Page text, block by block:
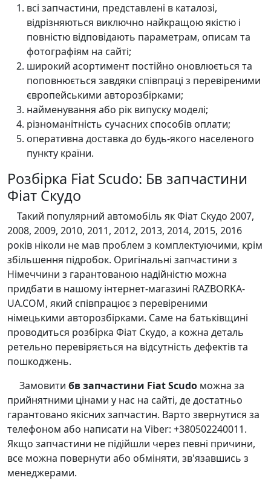
всі запчастини, представлені в каталозі,
відрізняються виключно найкращою якістю і
повністю відповідають параметрам, описам та
фотографіям на сайті;
широкий асортимент постійно оновлюється та
поповнюється завдяки співпраці з перевіреними
європейськими авторозбірками;
найменування або рік випуску моделі;
різноманітність сучасних способів оплати;
оперативна доставка до будь-якого населеного
пункту країни.
Розбірка Fiat Scudo: Бв запчастини
Фіат Скудо
Такий популярний автомобіль як Фіат Скудо 2007,
2008, 2009, 2010, 2011, 2012, 2013, 2014, 2015, 2016
років ніколи не мав проблем з комплектуючими, крім
збільшення підробок. Оригінальні запчастини з
Німеччини з гарантованою надійністю можна
придбати в нашому інтернет-магазині RAZBORKA-
UA.COM, який співпрацює з перевіреними
німецькими авторозбірками. Саме на батьківщині
проводиться розбірка Фіат Скудо, а кожна деталь
ретельно перевіряється на відсутність дефектів та
пошкоджень.
Замовити бв запчастини Fiat Scudo можна за
прийнятними цінами у нас на сайті, де достатньо
гарантовано якісних запчастин. Варто звернутися за
телефоном або написати на Viber: +380502240011.
Якщо запчастини не підійшли через певні причини,
все можна повернути або обміняти, зв'язавшись з
менеджерами.